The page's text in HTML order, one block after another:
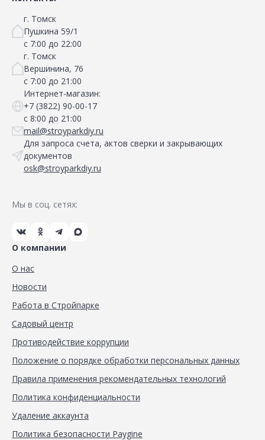
г. Томск
Пушкина 59/1
с 7:00 до 22:00
г. Томск
Вершинина, 76
с 7:00 до 21:00
Интернет-магазин:
+7 (3822) 90-00-17
с 8:00 до 21:00
mail@stroyparkdiy.ru
Для запроса счета, актов сверки и закрывающих
документов
osk@stroyparkdiy.ru
Мы в соц. сетях:
О компании
О нас
Новости
Работа в Стройпарке
Садовый центр
Противодействие коррупции
Положение о порядке обработки персональных данных
Правила применения рекомендательных технологий
Политика конфиденциальности
Удаление аккаунта
Политика безопасности Paygine